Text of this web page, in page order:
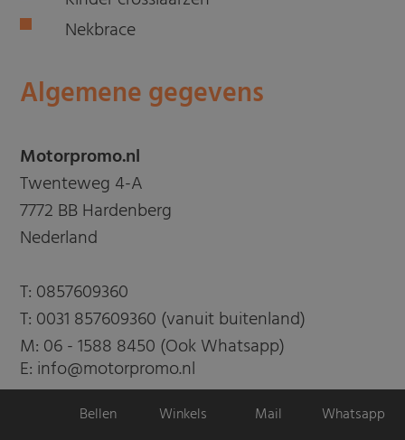
Nekbrace
Algemene gegevens
Motorpromo.nl
Twenteweg 4-A
7772 BB Hardenberg
Nederland
T: 0857609360
T: 0031 857609360 (vanuit buitenland)
M: 06 - 1588 8450 (Ook Whatsapp)
E: info@motorpromo.nl
Kvk: 81669739
Bellen Winkels Mail Whatsapp